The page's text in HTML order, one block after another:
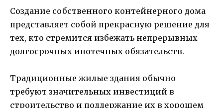
Создание собственного контейнерного дома
представляет собой прекрасную решение для
тех, кто стремится избежать непрерывных
долгосрочных ипотечных обязательств.
Традиционные жилые здания обычно
требуют значительных инвестиций в
строительство и поддержание их в хорошем